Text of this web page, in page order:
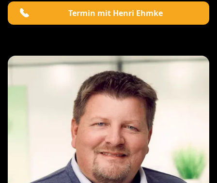
Termin mit Henri Ehmke